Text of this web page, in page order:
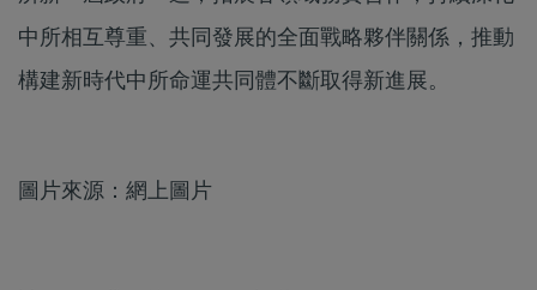
中所相互尊重、共同發展的全面戰略夥伴關係，推動
構建新時代中所命運共同體不斷取得新進展。
圖片來源：網上圖片